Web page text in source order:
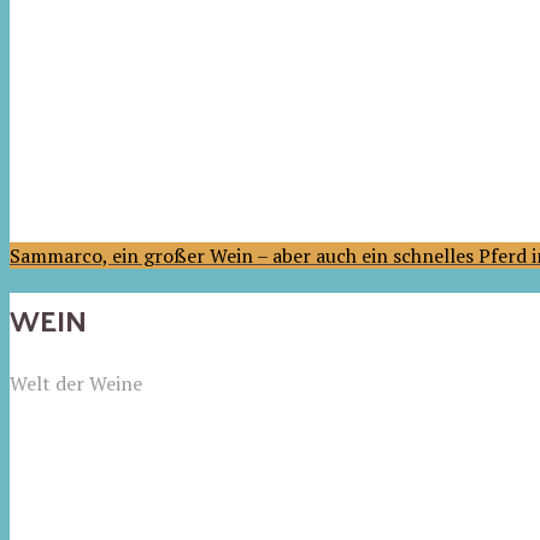
Sammarco, ein großer Wein – aber auch ein schnelles Pferd
WEIN
Welt der Weine